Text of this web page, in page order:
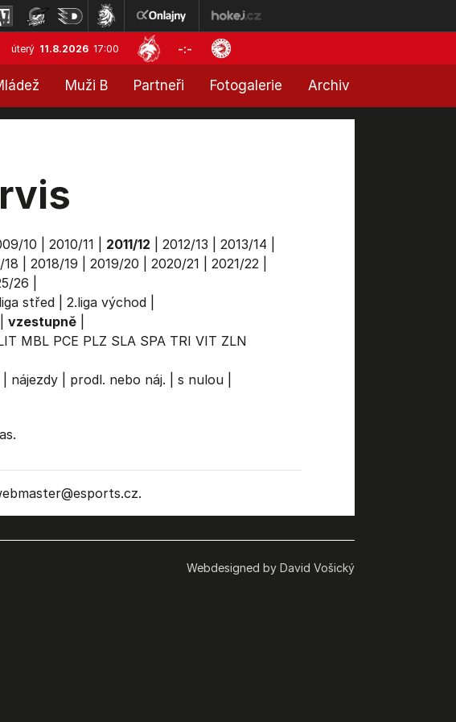
úterý 11.8.2026 17:00 -:-
Muži B Partneři Fotogalerie Archiv
10 2010/11 2011/12 2012/13 2013/14
18 2018/19 2019/20 2020/21 2021/22|
26
střed| 2.liga východ|
vzestupně|
MBL PCE PLZ SLA SPA TRI VIT ZLN
nájezdy| prodl. nebo náj. s nulou|
@esports.cz.
Webdesigned by David Vošický